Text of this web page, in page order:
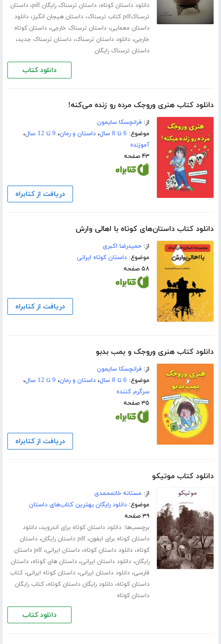
دانلود داستان کوتاه،داستان ترسناک رایگان pdf ،داستان
ترسناکpdf کتاب ترسناک
،داستان هیجان انگیز،دانلود
داستان معمایی،داستان ترسناک خارجی،داستان کوتاه
خارجی،دانلود داستان ترسناک،داستان ترسناک جدید،
داستان ترسناک رایگان
دانلود کتاب
دانلود کتاب هنری وروجک مرده رو زنده می‌کنه!
از:فرانچسکا سایمون
موضوع: 6 تا 8 سال ،داستان و رمان، 9 تا 12 سال
،
آموزنده
۴۳ صفحه
دریافت از کتابراه
دانلود کتاب داستان‌های کوتاه با اهالی وارش
از:حمیدرضا اکبری
موضوع:داستان کوتاه ایرانی
۵۸ صفحه
دریافت از کتابراه
دانلود کتاب هنری وروجک و بمب بدبو
از:فرانچسکا سایمون
موضوع: 6 تا 8 سال ،داستان و رمان، 9 تا 12 سال
،
سرگرم کننده
۳۵ صفحه
دریافت از کتابراه
دانلود کتاب موتیکو
از: مستانه خانمحمدی
موضوع:دانلود رایگان بهترین کتاب‌های داستان
۳۹ صفحه
برچسب‌ها:دانلود داستان کوتاه برای اندروید،دانلود
داستان کوتاه برای ایفون،pdf داستان رایگان ،داستان
کوتاه،دانلود داستان کوتاه،داستان ایرانی،
pdf داستان
رایگان،دانلود داستان ایرانی،داستان های کوتاه،داستان
فارسی،دانلود داستان ایرانی،داستان کوتاه ایرانی،کتاب
داستان کوتاه،دانلود رایگان داستان کوتاه،کتاب رایگان
داستان کوتاه
دانلود کتاب